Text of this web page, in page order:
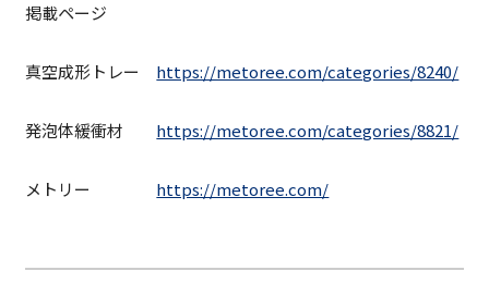
掲載ページ
真空成形トレー https://metoree.com/categories/8240/
発泡体緩衝材 https://metoree.com/categories/8821/
メトリー https://metoree.com/